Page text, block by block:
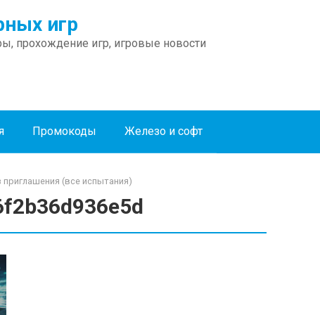
игр
прохождение игр, игровые новости
Промокоды Железо и софт
(все испытания)